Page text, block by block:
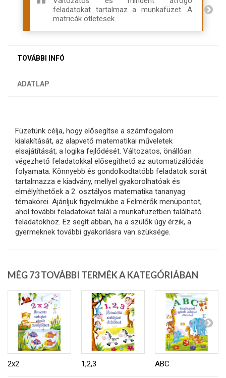
feladatokat tartalmaz a munkafüzet. A
matricák ötletesek.
TOVÁBBI INFÓ
ADATLAP
Füzetünk célja, hogy elősegítse a számfogalom
kialakítását, az alapvető matematikai műveletek
elsajátítását, a logika fejlődését. Változatos, önállóan
végezhető feladatokkal elősegíthető az automatizálódás
folyamata. Könnyebb és gondolkodtatóbb feladatok sorát
tartalmazza e kiadvány, mellyel gyakorolhatóak és
elmélyíthetőek a 2. osztályos matematika tananyag
témakörei. Ajánljuk figyelmükbe a Felmérők menüpontot,
ahol további feladatokat talál a munkafüzetben található
feladatokhoz. Ez segít abban, ha a szülők úgy érzik, a
gyermeknek további gyakorlásra van szüksége.
MÉG 73 TOVÁBBI TERMÉK A KATEGÓRIÁBAN
2x2 1,2,3 ABC